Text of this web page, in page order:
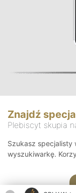
Znajdź
Plebiscyt skupia
Szukasz specjalisty
wyszukiwarkę.